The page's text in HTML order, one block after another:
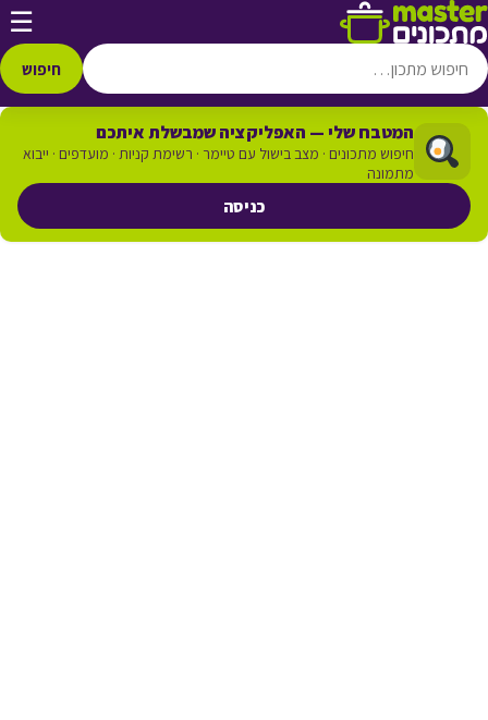
דלג לתוכן ☰
חיפוש
המטבח שלי — האפליקציה שמבשלת איתכם
חיפוש מתכונים · מצב בישול עם טיימר · רשימת קניות · מועדפים · ייבוא
מתמונה
כניסה